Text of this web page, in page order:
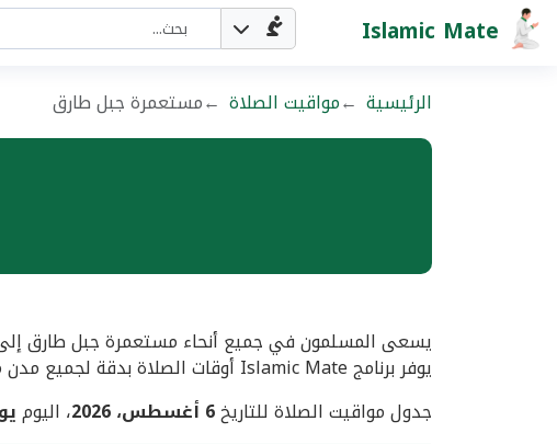
Islamic Mate
الرئيسية مواقيت الصلاة مستعمرة جبل طارق
يسعى المسلمون في جميع أنحاء مستعمرة جبل طارق
يوفر برنامج Islamic Mate أوقات الصلاة بدقة لجميع مدن مستعمرة جبل طارق.
جدول مواقيت الصلاة للتاريخ6 أغسطس، 2026 ، اليوم